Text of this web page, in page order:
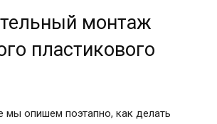
монтаж
пластикового
мы опишем поэтапно, как делать